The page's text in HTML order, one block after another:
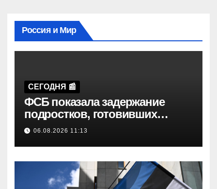
Россия и Мир
СЕГОДНЯ 📰
ФСБ показала задержание
подростков, готовивших
теракт на объекте Росгвардии
06.08.2026 11:13